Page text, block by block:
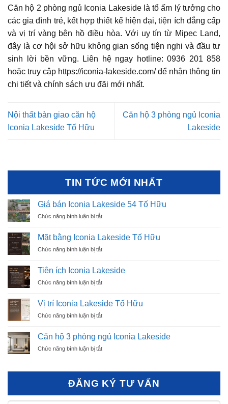
Căn hộ 2 phòng ngủ Iconia Lakeside là tổ ấm lý tưởng cho
các gia đình trẻ, kết hợp thiết kế hiện đại, tiện ích đẳng cấp
và vị trí vàng bên hồ điều hòa. Với uy tín từ Mipec Land,
đây là cơ hội sở hữu không gian sống tiện nghi và đầu tư
sinh lời bền vững. Liên hệ ngay hotline: 0936 201 858
hoặc truy cập https://iconia-lakeside.com/ để nhận thông tin
chi tiết và chính sách ưu đãi mới nhất.
Nội thất bàn giao căn hộ
Iconia Lakeside Tố Hữu
Căn hộ 3 phòng ngủ Iconia
Lakeside
TIN TỨC MỚI NHẤT
Giá bán Iconia Lakeside 54 Tố Hữu
Chức năng bình luận bị tắtở
bán
Iconia
Lakeside
Tố
Mặt bằng Iconia Lakeside Tố Hữu
Chức năng bình luận bị tắtở
bằng
Iconia
Lakeside
Hữu
Tiện ích Iconia Lakeside
Chức năng bình luận bị tắtở
ích
Iconia
Lakeside
Vị trí Iconia Lakeside Tố Hữu
Chức năng bình luận bị tắtở
Iconia
Lakeside
Căn hộ 3 phòng ngủ Iconia Lakeside
Chức năng bình luận bị tắtở
phòng
Iconia
ĐĂNG KÝ TƯ VẤN